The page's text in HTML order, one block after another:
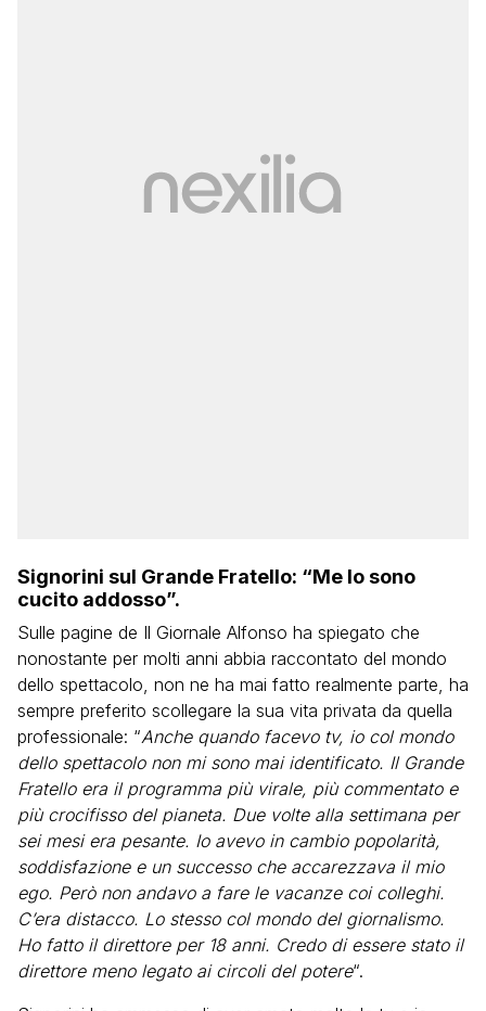
Signorini sul Grande Fratello: “Me lo sono
cucito addosso”.
Sulle pagine de Il Giornale Alfonso ha spiegato che
nonostante per molti anni abbia raccontato del mondo
dello spettacolo, non ne ha mai fatto realmente parte, ha
sempre preferito scollegare la sua vita privata da quella
professionale: “Anche quando facevo tv, io col mondo
dello spettacolo non mi sono mai identificato. Il Grande
Fratello era il programma più virale, più commentato e
più crocifisso del pianeta. Due volte alla settimana per
sei mesi era pesante. Io avevo in cambio popolarità,
soddisfazione e un successo che accarezzava il mio
ego. Però non andavo a fare le vacanze coi colleghi.
C’era distacco. Lo stesso col mondo del giornalismo.
Ho fatto il direttore per 18 anni. Credo di essere stato il
direttore meno legato ai circoli del potere“.